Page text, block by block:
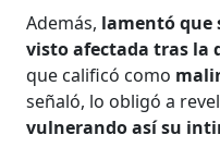
Además, lamentó que
visto afectada tras la
que calificó como
señaló, lo obligó a
vulnerando así su